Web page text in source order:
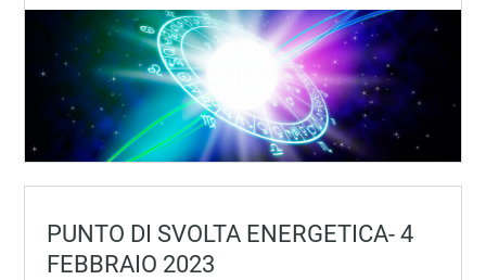
PUNTO DI SVOLTA ENERGETICA- 4
FEBBRAIO 2023